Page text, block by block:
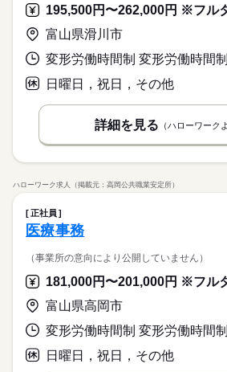
富山県滑川市
日曜日，祝日，その他
詳細を見る （ハローワーク
ハローワーク求人（掲載元：高岡公共職業安定所）
正社員
医療事務
（事業所の意向により公開していません）
富山県高岡市
日曜日，祝日，その他